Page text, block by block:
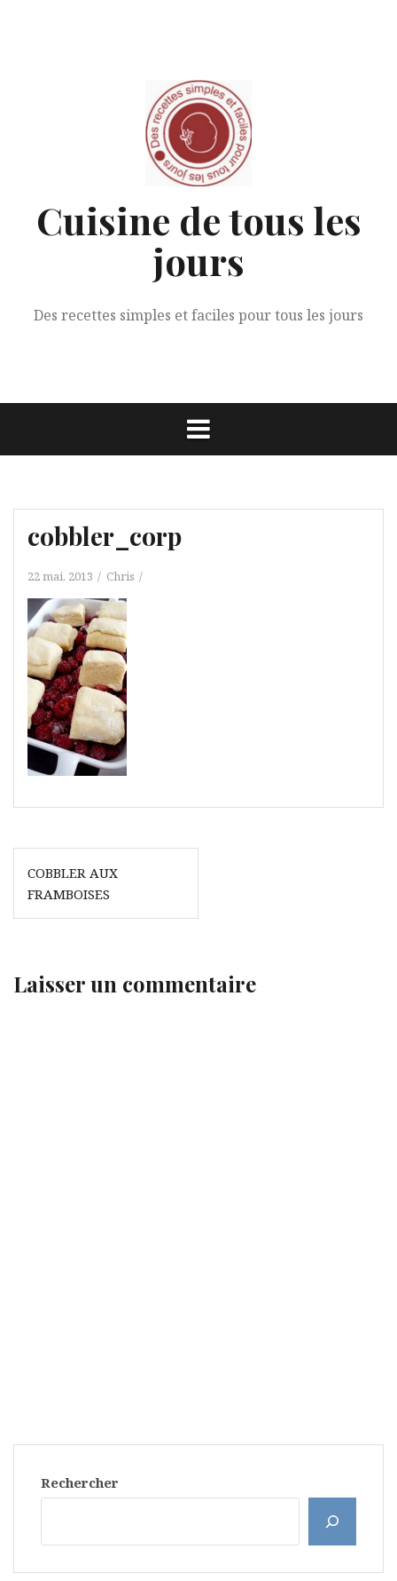
Cuisine de tous les
jours
Des recettes simples et faciles pour tous les jours
cobbler_corp
22 mai, 2013 Chris
Navigation
de
l’article
COBBLER AUX
FRAMBOISES
Laisser un commentaire
Rechercher